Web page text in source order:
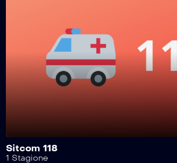
Safe Drive – 409^ Puntata
Safe Drive – 407^ Puntata
Sitcom 118
1 Stagione